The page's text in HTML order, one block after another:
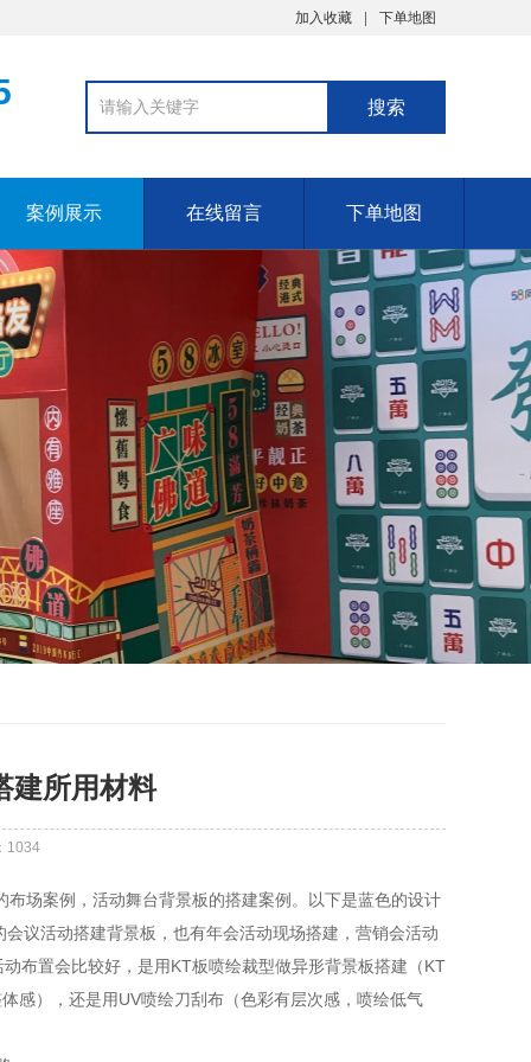
加入收藏 下单地图
案例展示 在线留言 下单地图
建所用材料
1034
案例，活动舞台背景板的搭建案例。以下是蓝色的设计
议活动搭建背景板，也有年会活动现场搭建，营销会活动
布置会比较好，是用KT板喷绘裁型做异形背景板搭建（KT
感），还是用UV喷绘刀刮布（色彩有层次感，喷绘低气